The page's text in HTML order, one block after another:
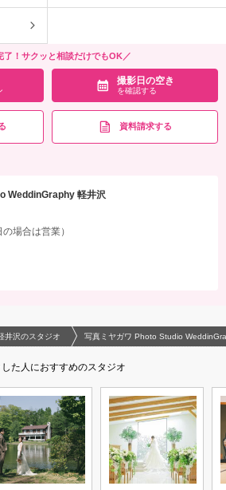
了！サクッと相談だけでもOK／
撮影日の空き
を確認する
資料請求する
WeddinGraphy 軽井沢
場合は営業）
Photorait ホーム
井沢のスタジオ 写真ミヤガワ Photo Studio
た人におすすめのスタジオ